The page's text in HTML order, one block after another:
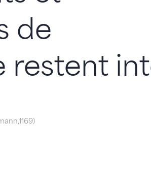
de
restent